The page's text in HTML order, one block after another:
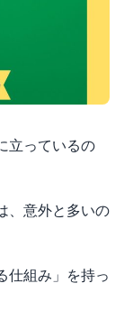
立っているの
、意外と多いの
仕組み」を持っ